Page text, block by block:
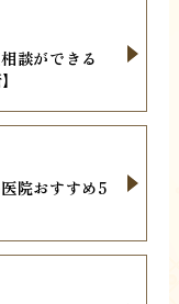
談ができる
院おすすめ5